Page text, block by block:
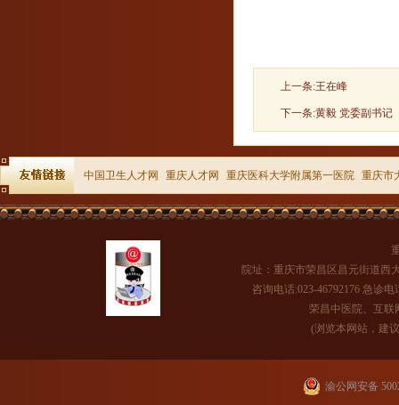
上一条:王在峰
下一条:黄毅 党委副书
中国卫生人才网 重庆人才网 重庆医科大学附属第一医院 重庆市
院址：重庆市荣昌区昌元街道西
咨询电话:023-46792176 急诊
荣昌中医院、互联
(浏览本网站，建
渝公网安备